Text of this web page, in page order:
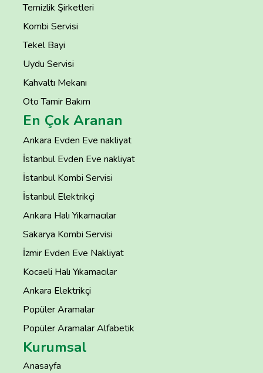
Temizlik Şirketleri
Kombi Servisi
Tekel Bayi
Uydu Servisi
Kahvaltı Mekanı
Oto Tamir Bakım
En Çok Aranan
Ankara Evden Eve nakliyat
İstanbul Evden Eve nakliyat
İstanbul Kombi Servisi
İstanbul Elektrikçi
Ankara Halı Yıkamacılar
Sakarya Kombi Servisi
İzmir Evden Eve Nakliyat
Kocaeli Halı Yıkamacılar
Ankara Elektrikçi
Popüler Aramalar
Popüler Aramalar Alfabetik
Kurumsal
Anasayfa